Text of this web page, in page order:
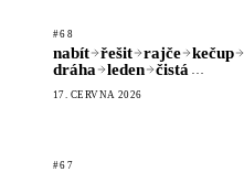
#68
nabít řešit rajče kečup
dráha
leden čistá …
17. ČERVNA 2026
#67